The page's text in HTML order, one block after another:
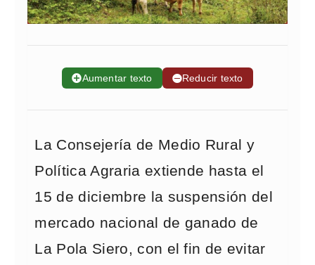
➕Aumentar texto ➖Reducir texto
La Consejería de Medio Rural y
Política Agraria extiende hasta el
15 de diciembre la suspensión del
mercado nacional de ganado de
La Pola Siero, con el fin de evitar